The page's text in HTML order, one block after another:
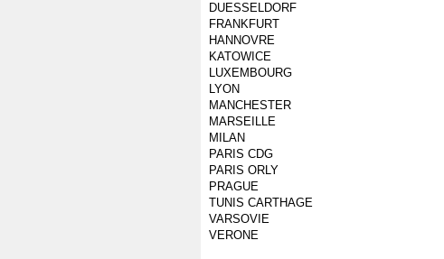
DUESSELDORF
FRANKFURT
HANNOVRE
KATOWICE
LUXEMBOURG
LYON
MANCHESTER
MARSEILLE
MILAN
PARIS CDG
PARIS ORLY
PRAGUE
TUNIS CARTHAGE
VARSOVIE
VERONE